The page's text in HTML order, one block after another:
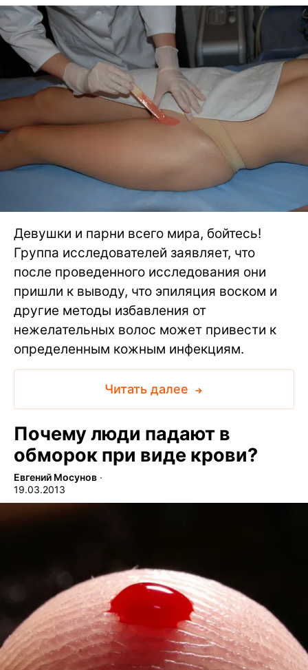
Девушки и парни всего мира, бойтесь!
Группа исследователей заявляет, что
после проведенного исследования они
пришли к выводу, что эпиляция воском и
другие методы избавления от
нежелательных волос может привести к
определенным кожным инфекциям.
Читать далее
Почему люди падают в
обморок при виде крови?
Евгений Мосунов ∙
19.03.2013